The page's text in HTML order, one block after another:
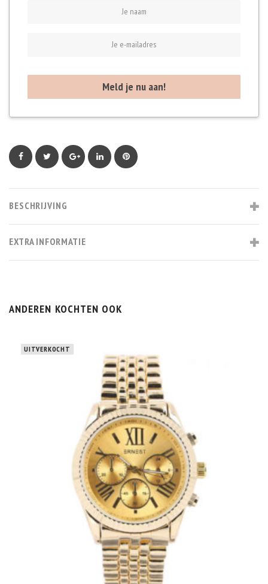
Facebook Twitter Google+ LinkedIn Pinterest
BESCHRIJVING
EXTRA INFORMATIE
ANDEREN KOCHTEN OOK
UITVERKOCHT